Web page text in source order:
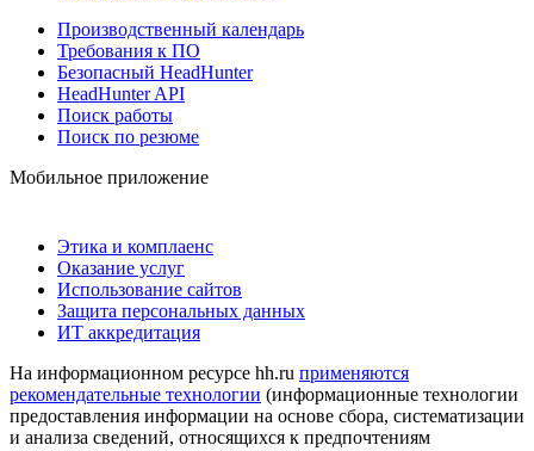
Производственный календарь
Требования к ПО
Безопасный HeadHunter
HeadHunter API
Поиск работы
Поиск по резюме
Мобильное приложение
Этика и комплаенс
Оказание услуг
Использование сайтов
Защита персональных данных
ИТ аккредитация
На информационном ресурсе hh.ru применяются
рекомендательные технологии (информационные технологии
предоставления информации на основе сбора, систематизации
и анализа сведений, относящихся к предпочтениям